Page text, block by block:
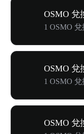
OSMO 兌
1 OSMO 兌
OSMO 兌
1 OSMO 兌
OSMO 兌